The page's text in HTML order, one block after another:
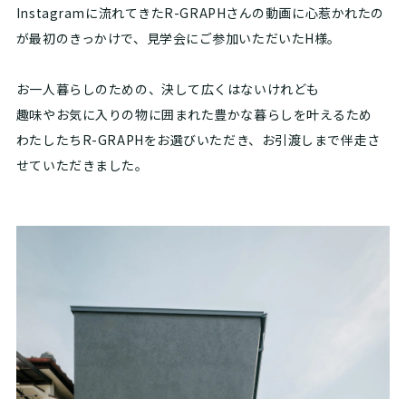
Instagramに流れてきたR-GRAPHさんの動画に心惹かれたの
が最初のきっかけで、見学会にご参加いただいたH様。
お一人暮らしのための、決して広くはないけれども
趣味やお気に入りの物に囲まれた豊かな暮らしを叶えるため
わたしたちR-GRAPHをお選びいただき、お引渡しまで伴走さ
せていただきました。